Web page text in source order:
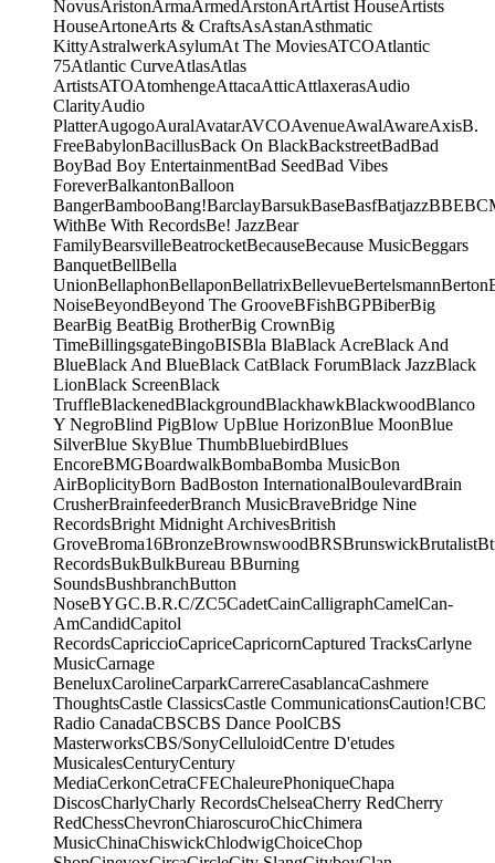
NovusAristonArmaArmedArstonArtArtist HouseArtists
HouseArtoneArts & CraftsAsAstanAsthmatic
KittyAstralwerkAsylumAt The MoviesATCOAtlantic
75Atlantic CurveAtlasAtlas
ArtistsATOAtomhengeAttacaAtticAttlaxerasAudio
ClarityAudio
PlatterAugogoAuralAvatarAVCOAvenueAwalAwareAxisB.
FreeBabylonBacillusBack On BlackBackstreetBadBad
BoyBad Boy EntertainmentBad SeedBad Vibes
ForeverBalkantonBalloon
BangerBambooBang!BarclayBarsukBaseBasfBatjazzBBE
WithBe With RecordsBe! JazzBear
FamilyBearsvilleBeatrocketBecauseBecause MusicBeggars
BanquetBellBella
UnionBellaphonBellaponBellatrixBellevueBertelsmannBerton
NoiseBeyondBeyond The GrooveBFishBGPBiberBig
BearBig BeatBig BrotherBig CrownBig
TimeBillingsgateBingoBISBla BlaBlack AcreBlack And
BlueBlack And BlueBlack CatBlack ForumBlack JazzBlack
LionBlack ScreenBlack
TruffleBlackenedBlackgroundBlackhawkBlackwoodBlanco
Y NegroBlind PigBlow UpBlue HorizonBlue MoonBlue
SilverBlue SkyBlue ThumbBluebirdBlues
EncoreBMGBoardwalkBombaBomba MusicBon
AirBoplicityBorn BadBoston InternationalBoulevardBrain
CrusherBrainfeederBranch MusicBraveBridge Nine
RecordsBright Midnight ArchivesBritish
GroveBroma16BronzeBrownswoodBRSBrunswickBrutalist
RecordsBukBulkBureau BBurning
SoundsBushbranchButton
NoseBYGC.B.R.C/ZC5CadetCainCalligraphCamelCan-
AmCandidCapitol
RecordsCapriccioCapriceCapricornCaptured TracksCarlyne
MusicCarnage
BeneluxCarolineCarparkCarrereCasablancaCashmere
ThoughtsCastle ClassicsCastle CommunicationsCaution!CBC
Radio CanadaCBSCBS Dance PoolCBS
MasterworksCBS/SonyCelluloidCentre D'etudes
MusicalesCenturyCentury
MediaCerkonCetraCFEChaleurePhoniqueChapa
DiscosCharlyCharly RecordsChelseaCherry RedCherry
RedChessChevronChiaroscuroChicChimera
MusicChinaChiswickChlodwigChoiceChop